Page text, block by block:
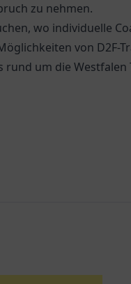
zu nehmen.
wo individuelle
von D2F-
rund um die